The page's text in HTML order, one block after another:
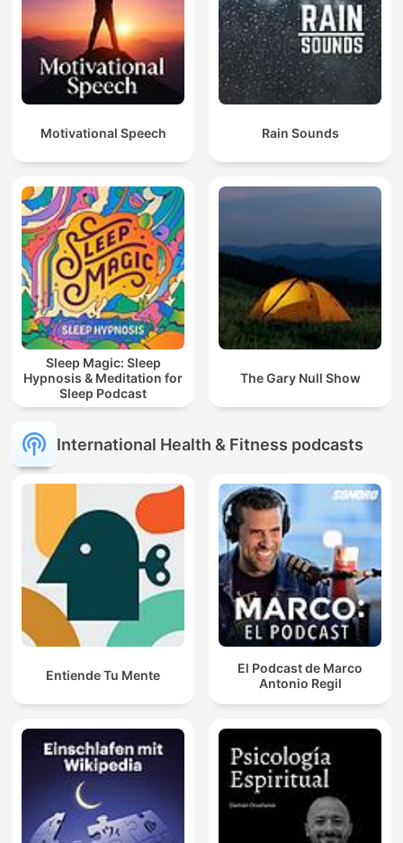
Motivational Speech Rain Sounds
Sleep Magic: Sleep
Hypnosis & Meditation for
Sleep Podcast
The Gary Null Show
International Health & Fitness podcasts
Entiende Tu Mente
El Podcast de Marco
Antonio Regil